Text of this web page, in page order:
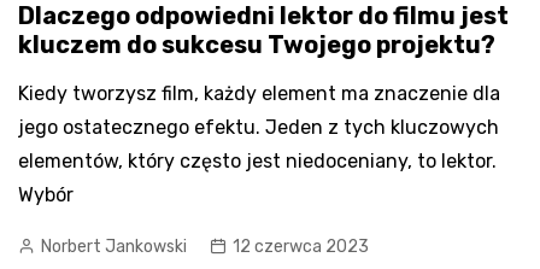
Dlaczego odpowiedni lektor do filmu jest
kluczem do sukcesu Twojego projektu?
Kiedy tworzysz film, każdy element ma znaczenie dla
jego ostatecznego efektu. Jeden z tych kluczowych
elementów, który często jest niedoceniany, to lektor.
Wybór
Norbert Jankowski 12 czerwca 2023